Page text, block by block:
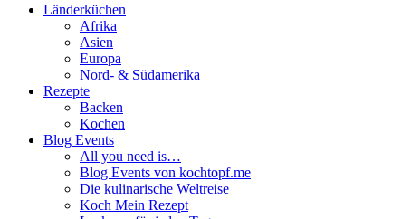
Länderküchen
Afrika
Asien
Europa
Nord- & Südamerika
Rezepte
Backen
Kochen
Blog Events
All you need is…
Blog Events von kochtopf.me
Die kulinarische Weltreise
Koch Mein Rezept